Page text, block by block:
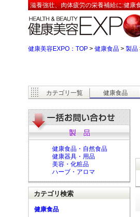
滋養強壮、肉体疲労の栄養補給に:健康
健康美容EXPO：TOP > 健康食品 > 製品
カテゴリ一覧 健康食品
健康食品・自然食品
健康器具・用品
美容・化粧品
ハーブ・アロマ
カテゴリ検索
健康食品